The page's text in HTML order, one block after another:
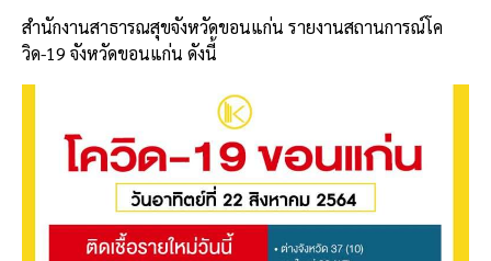
สำนักงานสาธารณสุขจังหวัดขอนแก่น รายงานสถานการณ์โค
วิด-19 จังหวัดขอนแก่น ดังนี้